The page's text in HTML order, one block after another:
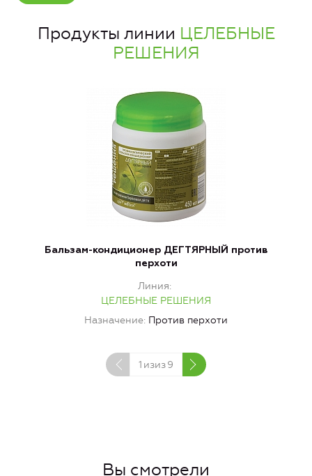
Продукты линии ЦЕЛЕБНЫЕ
РЕШЕНИЯ
Бальзам-кондиционер ДЕГТЯРНЫЙ против
перхоти
Линия
ЦЕЛЕБНЫЕ РЕШЕНИЯ
Назначение Против перхоти
1 изиз9
Вы смотрели